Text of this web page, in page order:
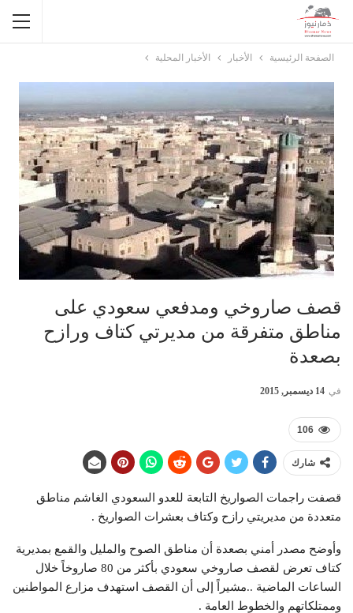
الصفحة الرئيسية الأخبار الأخبار المحلية
قصف صاروخي ومدفعي سعودي على
مناطق متفرقة من مديرتي كتاف ورازح
بصعدة
في 14 ديسمبر, 2015
106
شارك
قصفت راجمات الصواريخ التابعة للعدو السعودي الغاشم مناطق
متعددة من مديريتي رازح وكتاف بعشرات الصواريخ .
وأوضح مصدر أمني بصعدة أن مناطق الصوح والمليل والقمع بمديرية
كتاف تعرض لقصف صاروخي سعودي بأكثر من 80 صاروخاً خلال
الساعات الماضية ..مشيراً إلى أن القصف استهدف مزارع المواطنين
وممتلكاتهم والخطوط العامة .